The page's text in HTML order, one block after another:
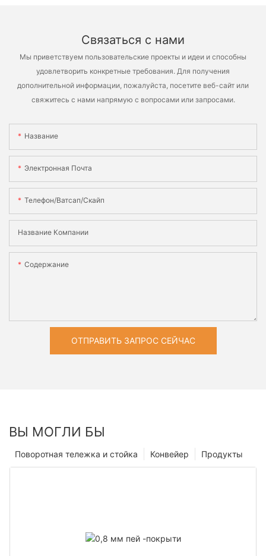
Связаться с нами
Мы приветствуем пользовательские проекты и идеи и способны
удовлетворить конкретные требования. Для получения
дополнительной информации, пожалуйста, посетите веб-сайт или
свяжитесь с нами напрямую с вопросами или запросами.
Название
Электронная Почта
Телефон/ватсап/скайп
Название Компании
Содержание
ОТПРАВИТЬ ЗАПРОС СЕЙЧАС
ВЫ МОГЛИ БЫ
Продукты
Конвейер
Поворотная тележка и стойка